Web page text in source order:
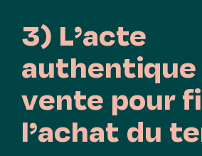
3) L’acte
authentique
vente pour
l’achat du